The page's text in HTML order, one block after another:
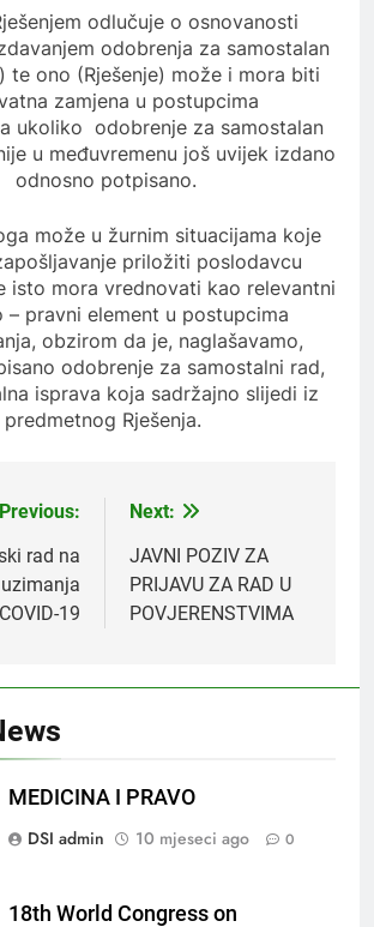
odlučuje o osnovanosti
odobrenja za samostalan
te ono (Rješenje) može i mora biti
zamjena u postupcima
ukoliko odobrenje za samostalan
u međuvremenu još uvijek izdano
odnosno potpisano.
može u žurnim situacijama koje
priložiti poslodavcu
isto mora vrednovati kao relevantni
– pravni element u postupcima
obzirom da je, naglašavamo,
odobrenje za samostalni rad,
isprava koja sadržajno slijedi iz
predmetnog Rješenja.
Previous:
rad na
19
Next:
JAVNI POZIV ZA
PRIJAVU ZA RAD U
POVJERENSTVIMA
MEDICINA I PRAVO
DSI admin
10 mjeseci ago 0
18th World Congress on